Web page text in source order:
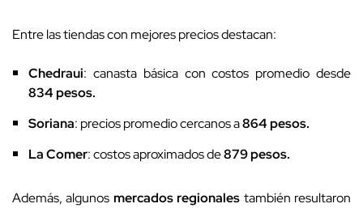
Entre las tiendas con mejores precios destacan:
Chedraui: canasta básica con costos promedio desde
834 pesos.
Soriana: precios promedio cercanos a864 pesos.
La Comer: costos aproximados de879 pesos.
Además, algunos mercados regionales también resultaron